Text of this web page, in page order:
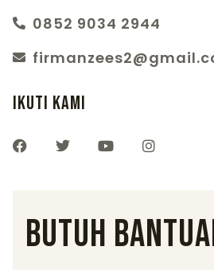
0852 9034 2944
Ikuti Kami
BUTUH